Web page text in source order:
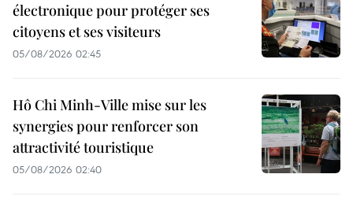
électronique pour protéger ses
citoyens et ses visiteurs
05/08/2026 02:45
Hô Chi Minh-Ville mise sur les
synergies pour renforcer son
attractivité touristique
05/08/2026 02:40